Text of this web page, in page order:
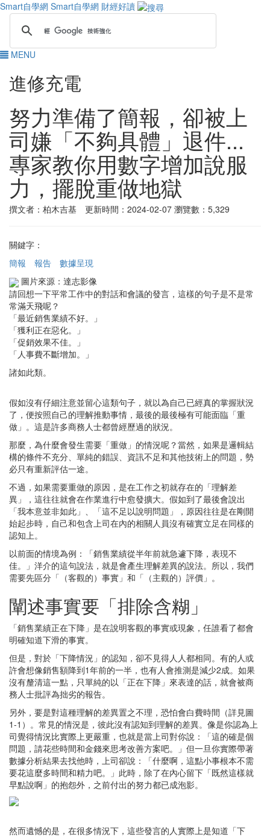
Smart自學網 Smart自學網 財經好讀
MENU
進修充電
努力準備了簡報，卻被上
司嫌「不夠具體」退件...
專家教你用數字增加說服
力，擺脫重做地獄
撰文者：柏木吉基 更新時間：2024-02-07 瀏覽數：5,329
關鍵字：
簡報
報告
數據呈現
圖片來源：達志影像
請回想一下平常工作中的對話和會議的發言，這樣的句子是不是常
常滿天飛呢？
「最近銷售業績不好。」
「獲利正在惡化。」
「促銷效果不佳。」
「人事費不斷增加。」
諸如此類。
假如沒有仔細注意並留心這類句子，就以為自己已經真的掌握狀況
了，便按照自己的理解推動事情，最後的最後極有可能面臨「重
做」。這是許多商務人士都曾經歷過的狀況。
那麼，為什麼會發生需要「重做」的情況呢？當然，如果是邏輯結
構的條件不充分、單純的錯誤、資訊不足和其他技術上的問題，勢
必只有重新評估一途。
不過，如果需要重做的原因，是在工作之初就存在的「理解差
異」，這往往就會在作業進行中愈發擴大。假如到了最後會說出
「我本意並非如此」、「這不足以說明問題」，原因往往是在剛開
始起步時，自己和包含上司在內的相關人員沒有確實立足在同樣的
認知上。
以前面的情境為例：「銷售業績從半年前就急遽下降，表現不
佳。」洋介的這句說法，就是會產生理解差異的說法。所以，我們
需要先區分「（客觀的）事實」和「（主觀的）評價」。
闡述事實要「排除含糊」
「銷售業績正在下降」是在說明客觀的事實或現象，任誰看了都會
明確知道下滑的事實。
但是，對於「下降情況」的認知，卻不見得人人都相同。有的人或
許會想像銷售額降到1年前的一半，也有人會推測是減少2成。如果
沒有釐清這一點，只單純的以「正在下降」來表達的話，就會被商
務人士批評為拙劣的報告。
另外，要是對這種理解的差異置之不理，恐怕會白費時間（詳見圖
1-1）。常見的情況是，彼此沒有認知到理解的差異。像是你認為上
司覺得情況比實際上更嚴重，也就是當上司對你說：「這的確是個
問題，請花些時間和金錢來思考改善方案吧。」但一旦你實際帶著
數據分析結果去找他時，上司卻說：「什麼啊，這點小事根本不需
要花這麼多時間和精力吧。」此時，除了在內心留下「既然這樣就
早點說啊」的抱怨外，之前付出的努力都已成泡影。
然而遺憾的是，在很多情況下，這些發言的人實際上是知道「下